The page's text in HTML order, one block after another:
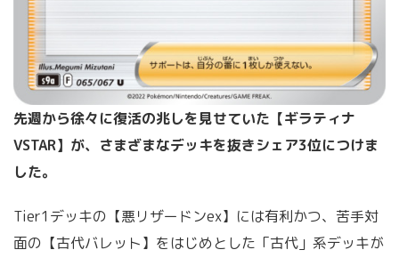
先週から徐々に復活の兆しを見せていた【ギラティナ
VSTAR】が、さまざまなデッキを抜きシェア3位につけま
した。
Tier1デッキの【悪リザードンex】には有利かつ、苦手対
面の【古代バレット】をはじめとした「古代」系デッキが